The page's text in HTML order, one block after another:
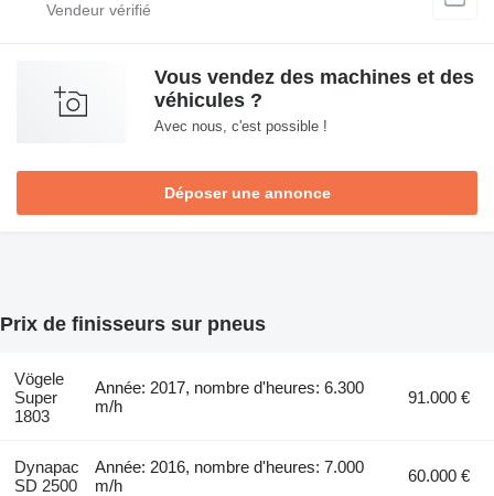
Vous vendez des machines et des
véhicules ?
Avec nous, c'est possible !
Déposer une annonce
Prix de finisseurs sur pneus
Vögele
Super
1803
Année: 2017, nombre d'heures: 6.300
m/h
91.000 €
Dynapac
SD 2500
Année: 2016, nombre d'heures: 7.000
m/h
60.000 €